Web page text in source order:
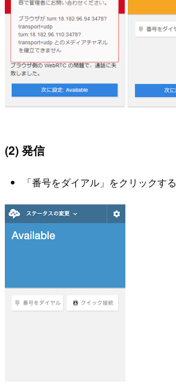
(2) 発信
「番号をダイアル」をクリックする